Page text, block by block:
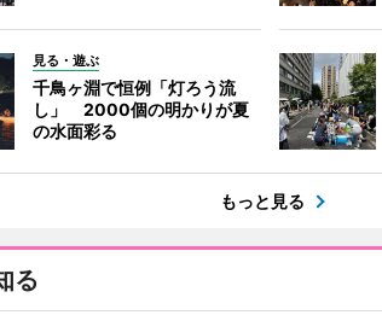
見る・遊ぶ
千鳥ヶ淵で恒例「灯ろう流
し」 2000個の明かりが夏
の水面彩る
もっと見る
る